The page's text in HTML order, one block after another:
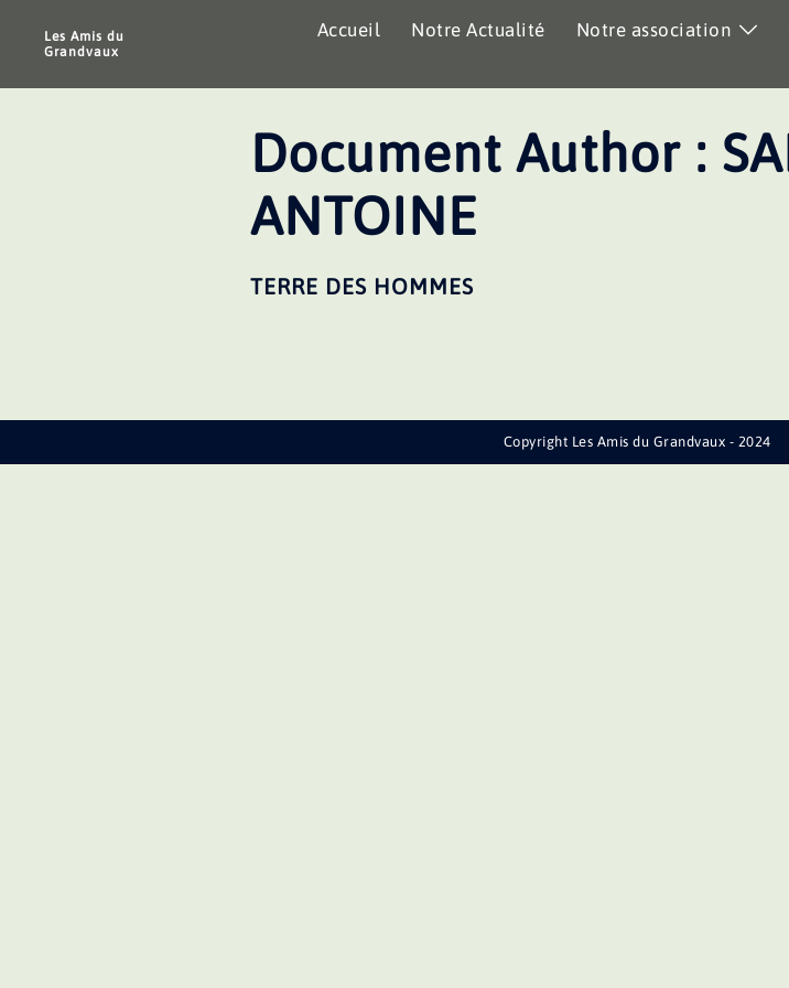
Les Amis du
Grandvaux
Accueil Notre Actualité Notre association
Document Author :
ANTOINE
TERRE DES HOMMES
Copyright Les Amis du Grandvaux - 2024